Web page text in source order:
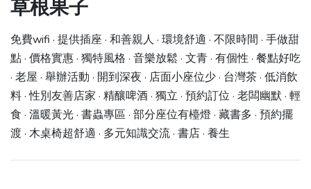
草根果子
免費wifi · 提供插座 · 和善親人 · 環境舒適 · 不限時間 · 手做甜
點 · 價格實惠 · 獨特風格 · 音樂放鬆 · 文青 · 有個性 · 餐點好吃
· 老屋 · 舉辦活動 · 開到深夜 · 店面小座位少 · 台灣茶 · 低消飲
料 · 性別友善店家 · 精釀啤酒 · 獨立 · 預約訂位 · 老闆幽默 · 輕
食 · 溫暖黃光 · 書蟲專區 · 部分座位有檯燈 · 藏書多 · 預約擺
渡 · 木桌椅超舒適 · 多元知識交流 · 書店 · 養生